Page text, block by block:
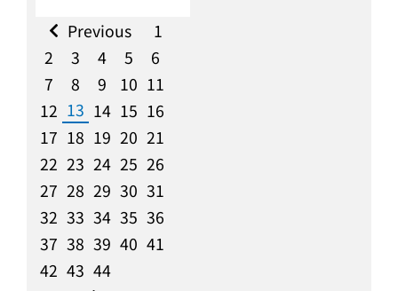
Previous
1
2
3 4 5
6
7
8 9 10 11
12 13 14 15 16
17 18 19 20 21
22 23 24 25 26
27 28 29 30 31
32 33 34 35 36
37 38 39 40 41
42 43 44